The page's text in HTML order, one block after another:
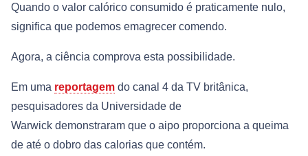
Quando o valor calórico consumido é praticamente nulo,
significa que podemos emagrecer comendo.
Agora, a ciência comprova esta possibilidade.
Em uma reportagem do canal 4 da TV britânica,
pesquisadores da Universidade de
Warwick demonstraram que o aipo proporciona a queima
de até o dobro das calorias que contém.